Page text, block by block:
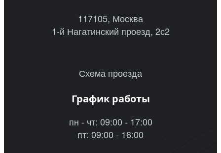
117105, Москва
1-й Нагатинский проезд, 2с2
Схема проезда
График работы
пн - чт: 09:00 - 17:00
пт: 09:00 - 16:00